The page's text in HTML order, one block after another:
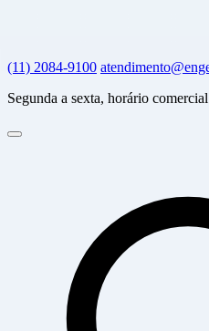
(11) 2084-9100
Segunda a sexta, horário comercial